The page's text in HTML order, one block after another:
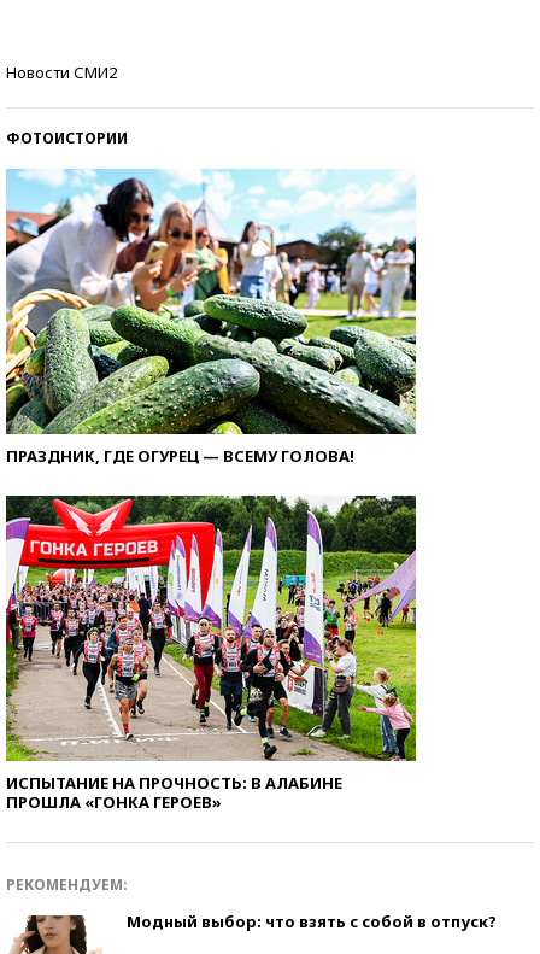
Новости СМИ2
ФОТОИСТОРИИ
ПРАЗДНИК, ГДЕ ОГУРЕЦ — ВСЕМУ ГОЛОВА!
ИСПЫТАНИЕ НА ПРОЧНОСТЬ: В АЛАБИНЕ
ПРОШЛА «ГОНКА ГЕРОЕВ»
РЕКОМЕНДУЕМ:
Модный выбор: что взять с собой в отпуск?